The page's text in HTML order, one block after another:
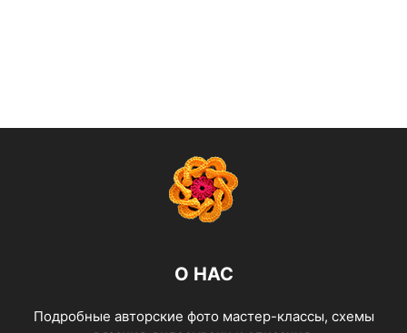
О НАС
Подробные авторские фото мастер-классы, схемы